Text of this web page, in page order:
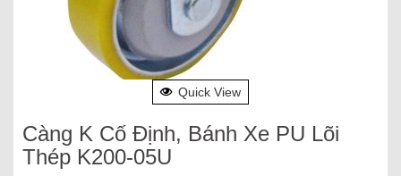
Quick View
Càng K Cố Định, Bánh Xe PU Lõi
Thép K200-05U